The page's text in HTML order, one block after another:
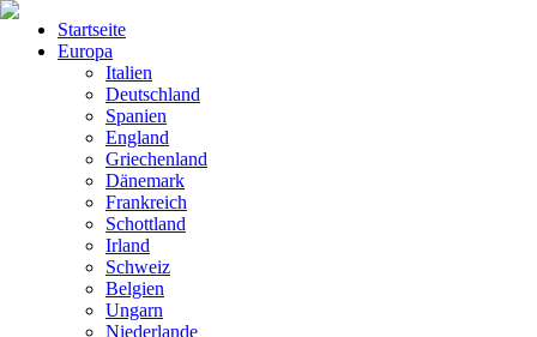
Startseite
Europa
Italien
Deutschland
Spanien
England
Griechenland
Dänemark
Frankreich
Schottland
Irland
Schweiz
Belgien
Ungarn
Niederlande